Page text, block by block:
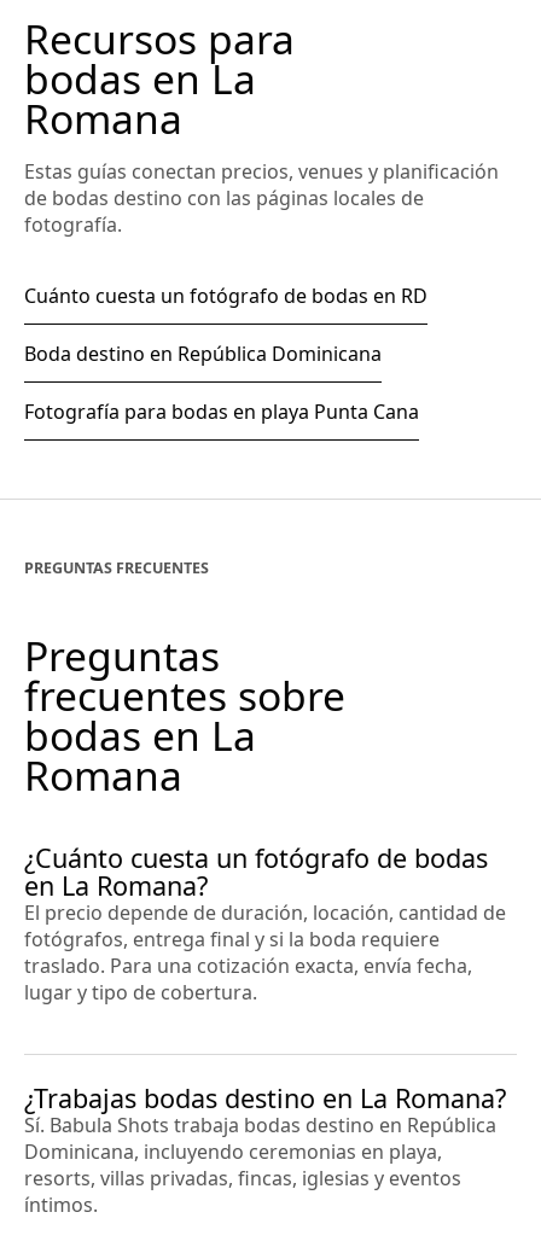
Recursos para
bodas en La
Romana
Estas guías conectan precios, venues y planificación
de bodas destino con las páginas locales de
fotografía.
Cuánto cuesta un fotógrafo de bodas en RD
Boda destino en República Dominicana
Fotografía para bodas en playa Punta Cana
PREGUNTAS FRECUENTES
Preguntas
frecuentes sobre
bodas en La
Romana
¿Cuánto cuesta un fotógrafo de bodas
en La Romana?
El precio depende de duración, locación, cantidad de
fotógrafos, entrega final y si la boda requiere
traslado. Para una cotización exacta, envía fecha,
lugar y tipo de cobertura.
¿Trabajas bodas destino en La Romana?
Sí. Babula Shots trabaja bodas destino en República
Dominicana, incluyendo ceremonias en playa,
resorts, villas privadas, fincas, iglesias y eventos
íntimos.